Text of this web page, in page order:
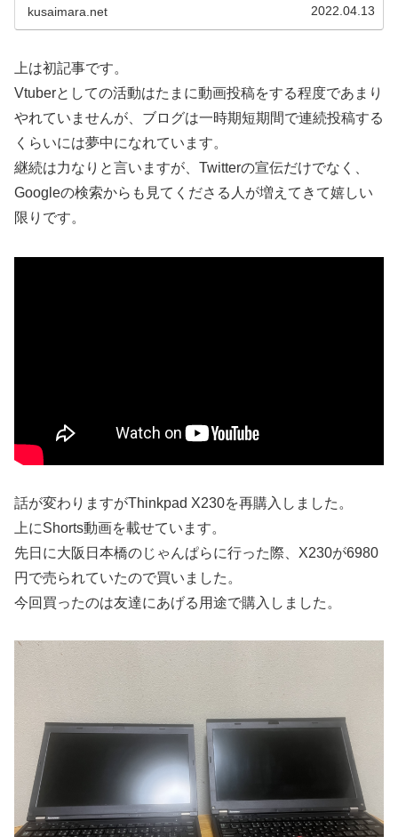
kusaimara.net 2022.04.13
上は初記事です。
Vtuberとしての活動はたまに動画投稿をする程度であまり
やれていませんが、ブログは一時期短期間で連続投稿する
くらいには夢中になれています。
継続は力なりと言いますが、Twitterの宣伝だけでなく、
Googleの検索からも見てくださる人が増えてきて嬉しい
限りです。
話が変わりますがThinkpad X230を再購入しました。
上にShorts動画を載せています。
先日に大阪日本橋のじゃんぱらに行った際、X230が6980
円で売られていたので買いました。
今回買ったのは友達にあげる用途で購入しました。